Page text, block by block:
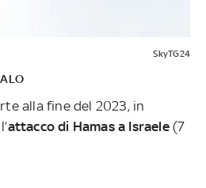
SkyTG24
alla fine del 2023, in
attacco di Hamas a Israele(7